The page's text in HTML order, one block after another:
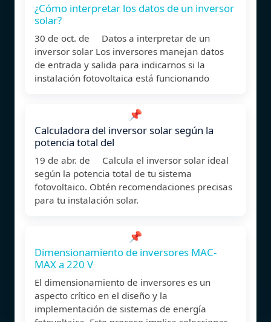
¿Cómo interpretar los datos de un inversor
solar?
30 de oct. de Datos a interpretar de un
inversor solar Los inversores manejan datos
de entrada y salida para indicarnos si la
instalación fotovoltaica está funcionando
📌
Calculadora del inversor solar según la
potencia total del
19 de abr. de Calcula el inversor solar ideal
según la potencia total de tu sistema
fotovoltaico. Obtén recomendaciones precisas
para tu instalación solar.
📌
Dimensionamiento de inversores MAC-
MAX a 220 V
El dimensionamiento de inversores es un
aspecto crítico en el diseño y la
implementación de sistemas de energía